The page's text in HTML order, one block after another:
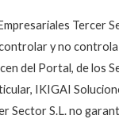
Tercer
y no
del Portal, de los
IKIGAI
Sector S.L. no